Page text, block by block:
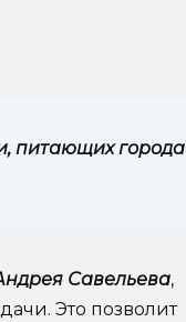
питающих города
Савельева,
Это позволит